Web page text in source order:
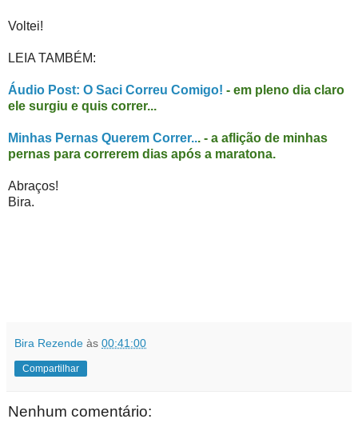
Voltei!
LEIA TAMBÉM:
Áudio Post: O Saci Correu Comigo! - em pleno dia claro
ele surgiu e quis correr...
Minhas Pernas Querem Correr... - a aflição de minhas
pernas para correrem dias após a maratona.
Abraços!
Bira.
Bira Rezende às 00:41:00
Compartilhar
Nenhum comentário: